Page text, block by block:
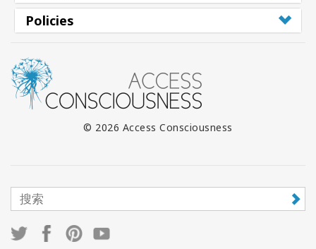
Policies
© 2026 Access Consciousness